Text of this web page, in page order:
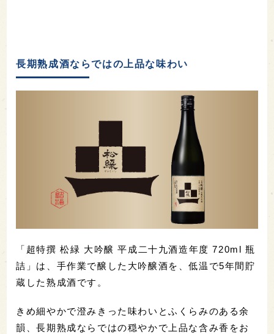
長期熟成酒ならではの上品な味わい
「超特撰 松緑 大吟醸 平成二十九酒造年度 720ml 瓶
詰」は、手作業で醸した大吟醸酒を、低温で5年間貯
蔵した熟成酒です。
きめ細やかで澄みきった味わいとふくらみのある余
韻、長期熟成ならではの穏やかで上品な含み香をお